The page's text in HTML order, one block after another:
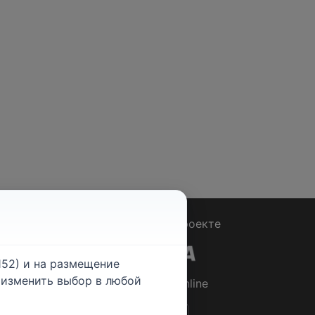
О проекте
© 2026Rabotniki.online
и на размещение
выбор в любой